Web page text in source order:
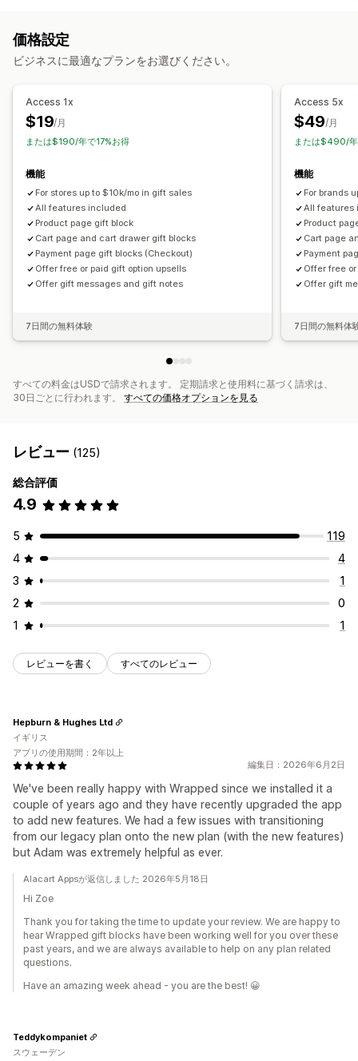
カスタマイズ
自動タグ付け
複数言語 翻訳
ギフトウィジェット
商品ページでのアップセル
カートドロワー カスタムCSS カスタムHTML
オファーとおすすめ
配送保証 無料ギフト
バンドル
クリックスルー率
コンバージョン率
価格設定
ビジネスに最適なプランをお選びください。
Access 1x
$19/月
または$190/年で17%お得
機能
For stores up to $10k/mo in gift sales
All features included
Product page gift block
Cart page and cart drawer gift blocks
Payment page gift blocks (Checkout)
Offer free or paid gift option upsells
Offer gift messages and gift notes
7日間の無料体験
Access 5x
$49/月
または$490/年
機能
For brands
All features
Product
Cart page
Payment
Offer free
Offer gift
7日間の無料体
すべての料金はUSDで請求されます。 定期請求と使用料に基づく請求は、
30日ごとに行われます。 すべての価格オプションを見る
レビュー (125)
総合評価
4.9
5
119
4
4
3
1
2
0
1
1
レビューを書く すべてのレビュー
編集日：2026年6月2日
We've been really happy with Wrapped since we installed it a
couple of years ago and they have recently upgraded the app
to add new features. We had a few issues with transitioning
from our legacy plan onto the new plan (with the new features)
but Adam was extremely helpful as ever.
Hepburn & Hughes Ltd
イギリス
アプリの使用期間：2年以上
Alacart Appsが返信しました 2026年5月18日
Hi Zoe
Thank you for taking the time to update your review. We are happy to
hear Wrapped gift blocks have been working well for you over these
past years, and we are always available to help on any plan related
questions.
Have an amazing week ahead - you are the best! 😀
Teddykompaniet
スウェーデン